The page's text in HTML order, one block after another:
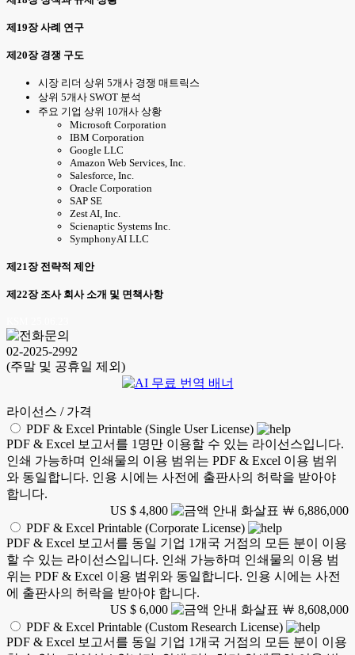
제19장 사례 연구
제20장 경쟁 구도
시장 리더 상위 5개사 경쟁 매트릭스
상위 5개사 SWOT 분석
주요 기업 상위 10개사 상황
Microsoft Corporation
IBM Corporation
Google LLC
Amazon Web Services, Inc.
Salesforce, Inc.
Oracle Corporation
SAP SE
Zest AI, Inc.
Scienaptic Systems Inc.
SymphonyAI LLC
제21장 전략적 제안
제22장 조사 회사 소개 및 면책사항
02-2025-2992
(주말 및 공휴일 제외)
라이선스 / 가격
PDF & Excel Printable (Single User License)
PDF & Excel 보고서를 1명만 이용할 수 있는 라이선스입니다.
인쇄 가능하며 인쇄물의 이용 범위는 PDF & Excel 이용 범위
와 동일합니다. 인용 시에는 사전에 출판사의 허락을 받아야
합니다.
US $ 4,800
￦ 6,886,000
PDF & Excel Printable (Corporate License)
PDF & Excel 보고서를 동일 기업 1개국 거점의 모든 분이 이용
할 수 있는 라이선스입니다. 인쇄 가능하며 인쇄물의 이용 범
위는 PDF & Excel 이용 범위와 동일합니다. 인용 시에는 사전
에 출판사의 허락을 받아야 합니다.
US $ 6,000
￦ 8,608,000
PDF & Excel Printable (Custom Research License)
PDF & Excel 보고서를 동일 기업 1개국 거점의 모든 분이 이용